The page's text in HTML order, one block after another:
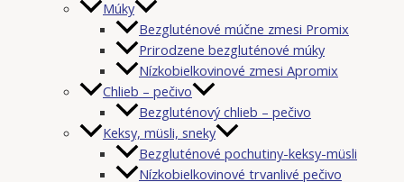
Múky
Bezgluténové múčne zmesi Promix
Prirodzene bezgluténové múky
Nízkobielkovinové zmesi Apromix
Chlieb – pečivo
Bezgluténový chlieb – pečivo
Keksy, müsli, sneky
Bezgluténové pochutiny-keksy-müsli
Nízkobielkovinové trvanlivé pečivo